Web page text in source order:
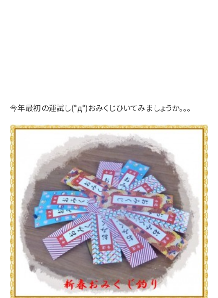
今年最初の運試し(°д°)おみくじひいてみましょうか。。。